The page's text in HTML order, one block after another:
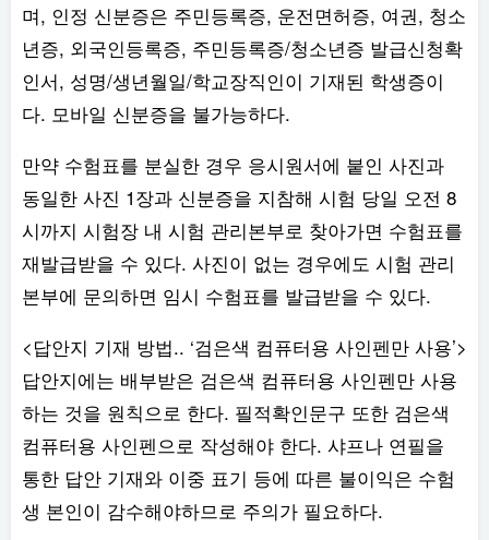
며, 인정 신분증은 주민등록증, 운전면허증, 여권, 청소
년증, 외국인등록증, 주민등록증/청소년증 발급신청확
인서, 성명/생년월일/학교장직인이 기재된 학생증이
다. 모바일 신분증을 불가능하다.
만약 수험표를 분실한 경우 응시원서에 붙인 사진과
동일한 사진 1장과 신분증을 지참해 시험 당일 오전 8
시까지 시험장 내 시험 관리본부로 찾아가면 수험표를
재발급받을 수 있다. 사진이 없는 경우에도 시험 관리
본부에 문의하면 임시 수험표를 발급받을 수 있다.
<답안지 기재 방법.. ‘검은색 컴퓨터용 사인펜만 사용’>
답안지에는 배부받은 검은색 컴퓨터용 사인펜만 사용
하는 것을 원칙으로 한다. 필적확인문구 또한 검은색
컴퓨터용 사인펜으로 작성해야 한다. 샤프나 연필을
통한 답안 기재와 이중 표기 등에 따른 불이익은 수험
생 본인이 감수해야하므로 주의가 필요하다.